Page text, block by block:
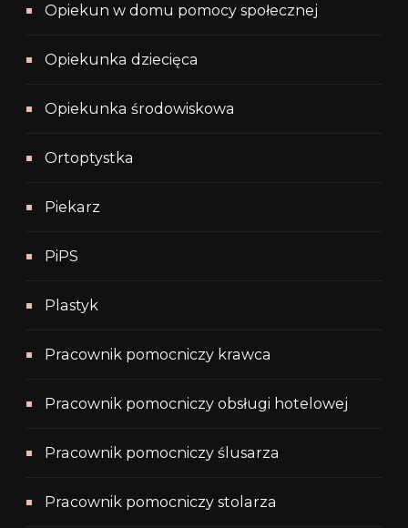
Opiekun w domu pomocy społecznej
Opiekunka dziecięca
Opiekunka środowiskowa
Ortoptystka
Piekarz
PiPS
Plastyk
Pracownik pomocniczy krawca
Pracownik pomocniczy obsługi hotelowej
Pracownik pomocniczy ślusarza
Pracownik pomocniczy stolarza